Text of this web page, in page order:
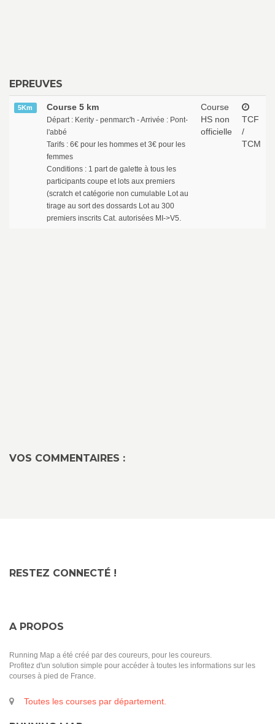
EPREUVES
5Km Course 5 km
Départ : Kerity - penmarc'h - Arrivée : Pont-
l'abbé
Tarifs : 6€ pour les hommes et 3€ pour les
femmes
Conditions : 1 part de galette à tous les
participants coupe et lots aux premiers
(scratch et catégorie non cumulable Lot au
tirage au sort des dossards Lot au 300
premiers inscrits Cat. autorisées MI->V5.
Course
HS non
officielle
TCF
/
TCM
VOS COMMENTAIRES :
RESTEZ CONNECTÉ !
A PROPOS
Running Map a été créé par des coureurs, pour les coureurs.
Profitez d'un solution simple pour accéder à toutes les informations sur les
courses à pied de France.
Toutes les courses par département.